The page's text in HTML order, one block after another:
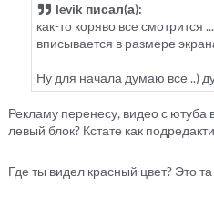
levik писал(а):
как-то коряво все
вписывается в размере
Ну для начала думаю все ..)
Рекламу перенесу, видео с ютуба
левый блок? Кстате как
Где ты видел красный цвет? Это